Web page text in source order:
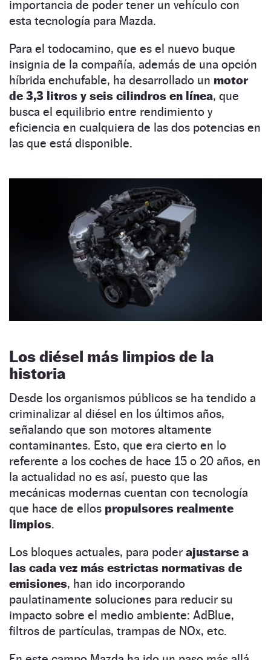
importancia de poder tener un vehículo con
esta tecnología para Mazda.
Para el todocamino, que es el nuevo buque
insignia de la compañía, además de una opción
híbrida enchufable, ha desarrollado un motor
de 3,3 litros y seis cilindros en línea, que
busca el equilibrio entre rendimiento y
eficiencia en cualquiera de las dos potencias en
las que está disponible.
Los diésel más limpios de la
historia
Desde los organismos públicos se ha tendido a
criminalizar al diésel en los últimos años,
señalando que son motores altamente
contaminantes. Esto, que era cierto en lo
referente a los coches de hace 15 o 20 años, en
la actualidad no es así, puesto que las
mecánicas modernas cuentan con tecnología
que hace de ellos propulsores realmente
limpios.
Los bloques actuales, para poder ajustarse a
las cada vez más estrictas normativas de
emisiones, han ido incorporando
paulatinamente soluciones para reducir su
impacto sobre el medio ambiente: AdBlue,
filtros de partículas, trampas de NOx, etc.